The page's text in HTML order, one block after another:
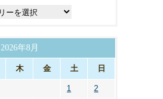
2026年8月
木 金 土 日
1 2